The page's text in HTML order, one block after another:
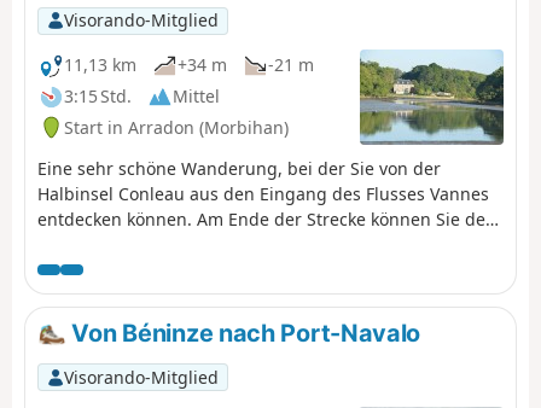
reiche Artenvielfalt auszeichnen.
Visorando-Mitglied
11,13 km
+34 m
-21 m
3:15 Std.
Mittel
Start in Arradon (Morbihan)
Eine sehr schöne Wanderung, bei der Sie von der
Halbinsel Conleau aus den Eingang des Flusses Vannes
entdecken können. Am Ende der Strecke können Sie den
Von Béninze nach Port-Navalo
Visorando-Mitglied